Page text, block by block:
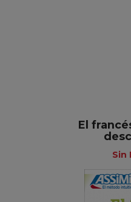
El
Sin